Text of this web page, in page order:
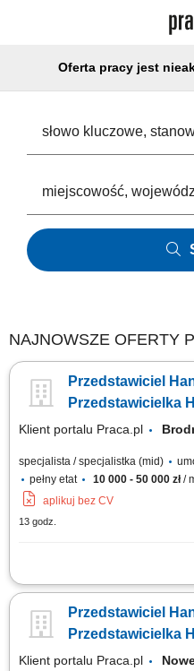
Oferta pracy jest
NAJNOWSZE OFERTY
Przedstawiciel
Przedstawicielka
Klient portalu Praca.pl
specjalista / specjalistka (mid)
pełny etat
10 000 - 50 000 zł/
aplikuj bez CV
13 godz.
Doradzanie klientom w zakresie
prowadzenie spotkań handlowych.
sprzedaży. Budowanie
Przedstawiciel
Przedstawicielka
Klient portalu Praca.pl